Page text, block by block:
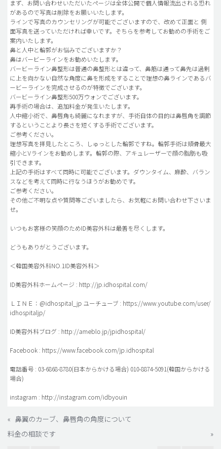
まず、お問い合わせいただいたページは全体公開で個人情報流出される恐れ
があるので写真は削除をお願いいたします。
ラインで写真のカウンセリングが可能でございますので、改めて正面と 側
面写真を送っていただければ幸いです。そちらを参考してお勧めの手術をご
案内いたします。
鼻と人中と輪郭がお悩みでございますか？
鼻はバービーラインをお勧めいたします。
バービーライン鼻整形は普通の鼻整形とは違って、鼻筋は通って鼻先は過剰
に上を向かない自然な角度に鼻を形成をすることで理想の鼻ラインであるバ
ービーラインを完成させるのが特徴でございます。
バービーライン鼻整形500万ウォンでございます。
再手術の場合は、追加料金が発生いたします。
人中縮小術で、鼻唇角も綺麗になれますが、手術自体の目的は鼻唇角を調節
するということより長さを短くする手術でございます。
ご参考ください。
理想写真を拝見したところ、しゅっとした輪郭ですね。輪郭手術は頬骨最大
縮小とVラインをお勧めします。輪郭の際、アキュレーザーで顔の脂肪も吸
引できます。
上記の手術はすべて同時に可能でございます。ダウンタイム、麻酔、バラン
スなどを考えて同時に行なうほうがお勧めです。
ご参考ください。
その他ご不明な点や質問等ございましたら、お気軽にお問い合わせ下さいま
せ。
いつもお客様の笑顔のためID美容外科は最善を尽くします。
どうもありがとうございます。
＜韓国美容外科NO.1ID美容外科＞
ID美容外科ホームページ : http://jp.idhospital.com/
ＬＩＮＥ：@idhospital_jp ユーチューブ : https://www.youtube.com/user/
idhospitaljp/
ID美容外科ブログ : http://ameblo.jp/jpidhospital/
Facebook : https://www.facebook.com/jp.idhospital
電話番号 : 03-6868-8780(日本からかける場合) 010-8874-5091(韓国からかける
場合)
instagram : http://instagram.com/idbyouin
« 鼻翼のカーブ、鼻唇角の角度について
料金の相談です
»